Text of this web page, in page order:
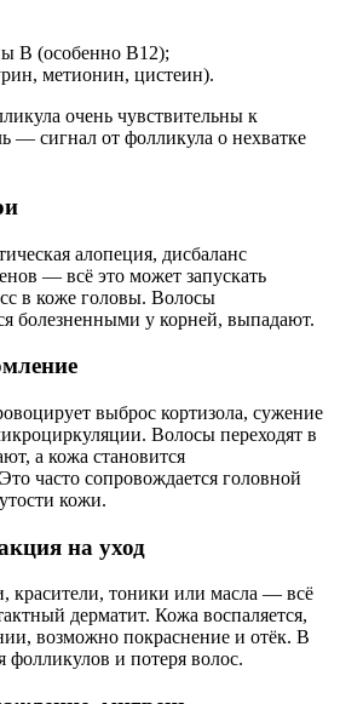
B (особенно B12);
метионин, цистеин).
очень чувствительны к
— сигнал от фолликула о нехватке
алопеция, дисбаланс
— всё это может запускать
в коже головы. Волосы
болезненными у корней, выпадают.
выброс кортизола, сужение
Волосы переходят в
а кожа становится
часто сопровождается головной
кожи.
на уход
тоники или масла — всё
дерматит. Кожа воспаляется,
возможно покраснение и отёк. В
фолликулов и потеря волос.